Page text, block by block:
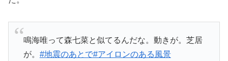
鳴海唯って森七菜と似てるんだな。動きが。芝居
が。 #地震のあとで#アイロンのある風景